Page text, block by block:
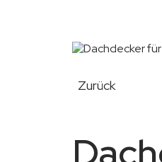
Zurück